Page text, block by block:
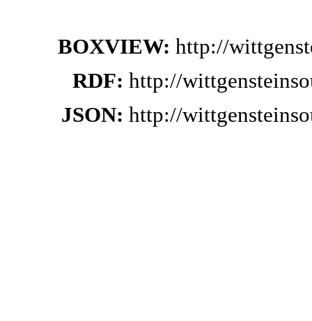
BOXVIEW: http://
RDF: http://
JSON: http://